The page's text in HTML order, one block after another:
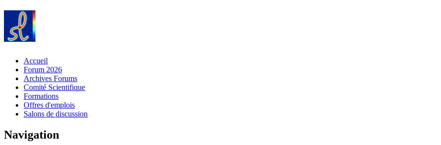
Accueil
Forum 2026
Archives Forums
Comité Scientifique
Formations
Offres d'emplois
Salons de discussion
Navigation